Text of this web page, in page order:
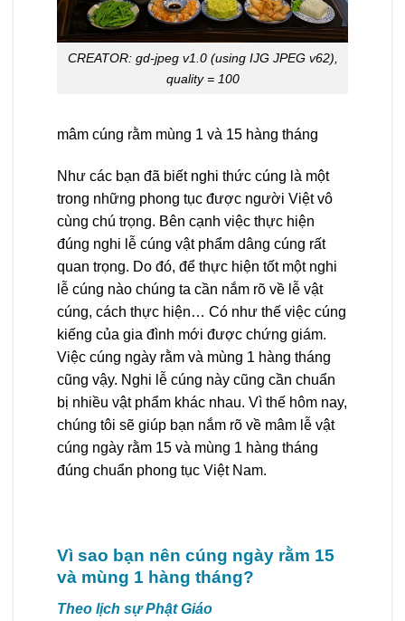
CREATOR: gd-jpeg v1.0 (using IJG JPEG v62),
quality = 100
mâm cúng rằm mùng 1 và 15 hàng tháng
Như các bạn đã biết nghi thức cúng là một
trong những phong tục được người Việt vô
cùng chú trọng. Bên cạnh việc thực hiện
đúng nghi lễ cúng vật phẩm dâng cúng rất
quan trọng. Do đó, để thực hiện tốt một nghi
lễ cúng nào chúng ta cần nắm rõ về lễ vật
cúng, cách thực hiện… Có như thế việc cúng
kiếng của gia đình mới được chứng giám.
Việc cúng ngày rằm và mùng 1 hàng tháng
cũng vậy. Nghi lễ cúng này cũng cần chuẩn
bị nhiều vật phẩm khác nhau. Vì thế hôm nay,
chúng tôi sẽ giúp bạn nắm rõ về mâm lễ vật
cúng ngày rằm 15 và mùng 1 hàng tháng
đúng chuẩn phong tục Việt Nam.
Vì sao bạn nên cúng ngày rằm 15
và mùng 1 hàng tháng?
Theo lịch sự Phật Giáo